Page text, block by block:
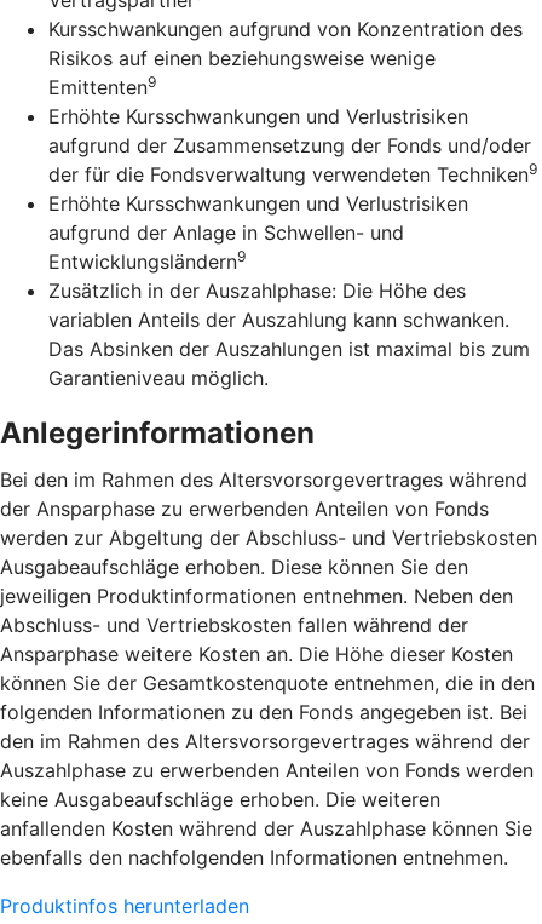
Kursschwankungen aufgrund von Konzentration des
Risikos auf einen beziehungsweise wenige
Emittenten9
Erhöhte Kursschwankungen und Verlustrisiken
aufgrund der Zusammensetzung der Fonds und/oder
der für die Fondsverwaltung verwendeten Techniken9
Erhöhte Kursschwankungen und Verlustrisiken
aufgrund der Anlage in Schwellen- und
Entwicklungsländern9
Zusätzlich in der Auszahlphase: Die Höhe des
variablen Anteils der Auszahlung kann schwanken.
Das Absinken der Auszahlungen ist maximal bis zum
Garantieniveau möglich.
Anlegerinformationen
Bei den im Rahmen des Altersvorsorgevertrages während
der Ansparphase zu erwerbenden Anteilen von Fonds
werden zur Abgeltung der Abschluss- und Vertriebskosten
Ausgabeaufschläge erhoben. Diese können Sie den
jeweiligen Produktinformationen entnehmen. Neben den
Abschluss- und Vertriebskosten fallen während der
Ansparphase weitere Kosten an. Die Höhe dieser Kosten
können Sie der Gesamtkostenquote entnehmen, die in den
folgenden Informationen zu den Fonds angegeben ist. Bei
den im Rahmen des Altersvorsorgevertrages während der
Auszahlphase zu erwerbenden Anteilen von Fonds werden
keine Ausgabeaufschläge erhoben. Die weiteren
anfallenden Kosten während der Auszahlphase können Sie
ebenfalls den nachfolgenden Informationen entnehmen.
Produktinfos herunterladen